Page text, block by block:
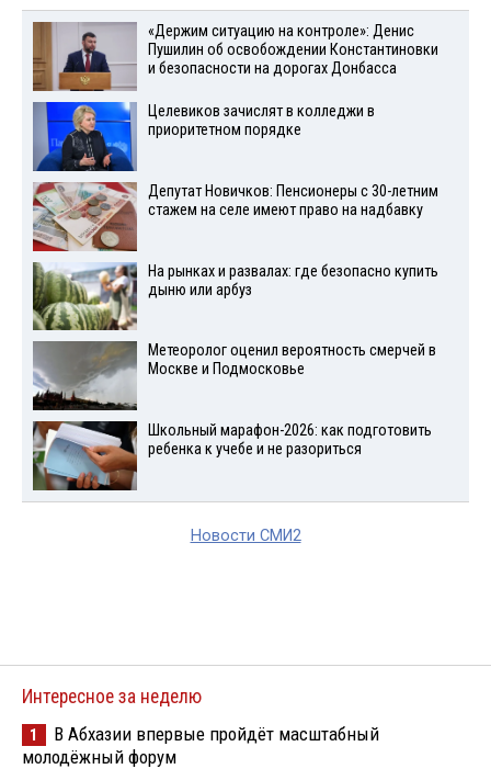
«Держим ситуацию на контроле»: Денис
Пушилин об освобождении Константиновки
и безопасности на дорогах Донбасса
Целевиков зачислят в колледжи в
приоритетном порядке
Депутат Новичков: Пенсионеры с 30-летним
стажем на селе имеют право на надбавку
На рынках и развалах: где безопасно купить
дыню или арбуз
Метеоролог оценил вероятность смерчей в
Москве и Подмосковье
Школьный марафон-2026: как подготовить
ребенка к учебе и не разориться
Новости СМИ2
Интересное за неделю
1
В Абхазии впервые пройдёт масштабный
молодёжный форум